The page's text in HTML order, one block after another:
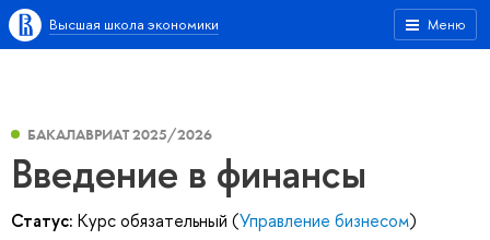
Меню
Высшая школа экономики
БАКАЛАВРИАТ 2025/2026
Введение в финансы
Статус: Курс обязательный (Управление бизнесом)